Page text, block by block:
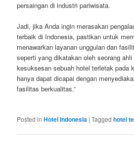
persaingan di industri pariwisata.
Jadi, jika Anda ingin merasakan
terbaik di Indonesia, pastikan untuk
menawarkan layanan unggulan dan
seperti yang dikatakan oleh seorang ahli
kesuksesan sebuah hotel terletak pada
hanya dapat dicapai dengan
fasilitas berkualitas.”
Posted in Hotel Indonesia |Tagged hotel